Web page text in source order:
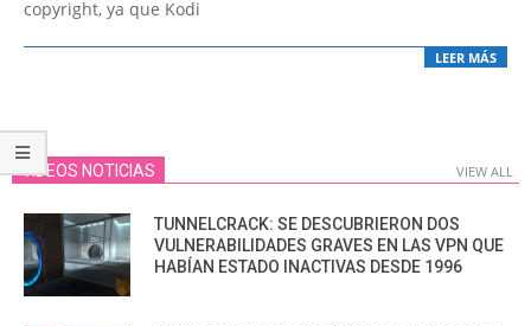
copyright, ya que Kodi
LEER MÁS
VIDEOS NOTICIAS VIEW ALL
TUNNELCRACK: SE DESCUBRIERON DOS
VULNERABILIDADES GRAVES EN LAS VPN QUE
HABÍAN ESTADO INACTIVAS DESDE 1996